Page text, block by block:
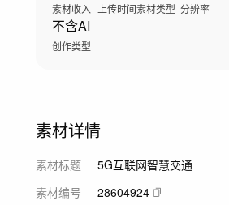
素材收入 上传时间素材类型 分辨率
不含AI
创作类型
素材详情
素材标题
5G互联网智慧交通
素材编号
28604924